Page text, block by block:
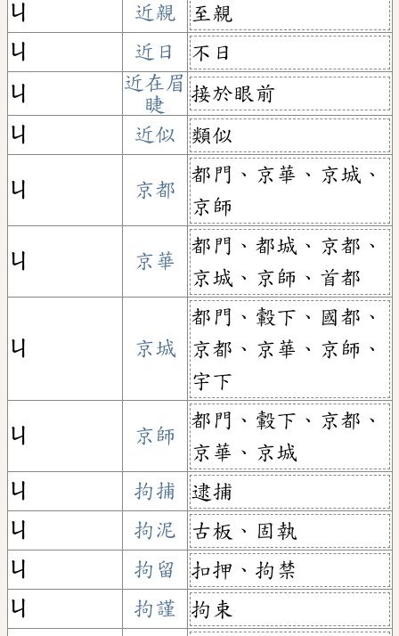
ㄐ 近親
至親
ㄐ
近日
不日
ㄐ
近在眉
睫
接於眼前
ㄐ
近似 類似
ㄐ 京都
都門、京華、京城、
京師
ㄐ 京華
都門、都城、京都、
京城、京師、首都
ㄐ 京城
都門、轂下、國都、
京都、京華、京師、
宇下
ㄐ 京師
都門、轂下、京都、
京華、京城
ㄐ
拘捕
逮捕
ㄐ
拘泥
古板、固執
ㄐ
拘留
扣押、拘禁
ㄐ
拘謹 拘束